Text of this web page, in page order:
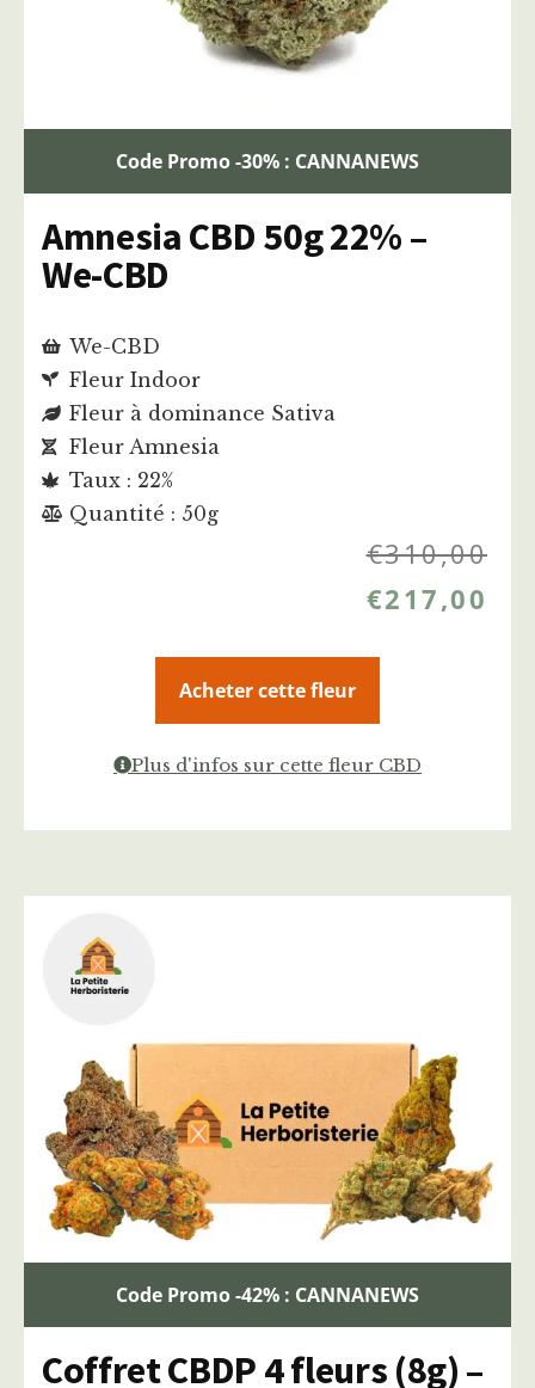
Code Promo -30% : CANNANEWS
Amnesia CBD 50g 22% –
We-CBD
We-CBD
Fleur Indoor
Fleur à dominance Sativa
Fleur Amnesia
Taux : 22%
Quantité : 50g
€310,00
€217,00
Acheter cette fleur
Plus d'infos sur cette fleur CBD
Code Promo -42% : CANNANEWS
Coffret CBDP 4 fleurs (8g) –